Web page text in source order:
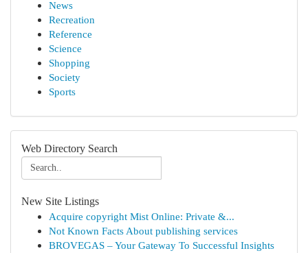
News
Recreation
Reference
Science
Shopping
Society
Sports
Web Directory Search
New Site Listings
Acquire copyright Mist Online: Private &...
Not Known Facts About publishing services
BROVEGAS – Your Gateway To Successful Insights